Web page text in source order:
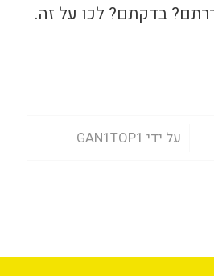
בדקתם? לכו על זה.
על ידי GAN1TOP1